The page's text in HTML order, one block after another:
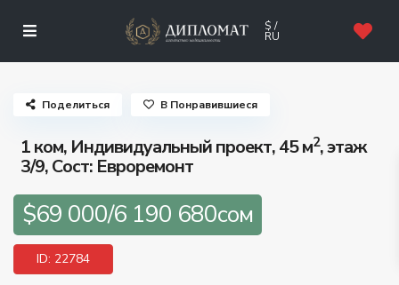
$ /
RU
1 ком, Индивидуальный проект, 45 м2, этаж
3/9, Сост: Евроремонт
$69 000/6 190 680сом
ID: 22784
Поделиться В Понравившиеся